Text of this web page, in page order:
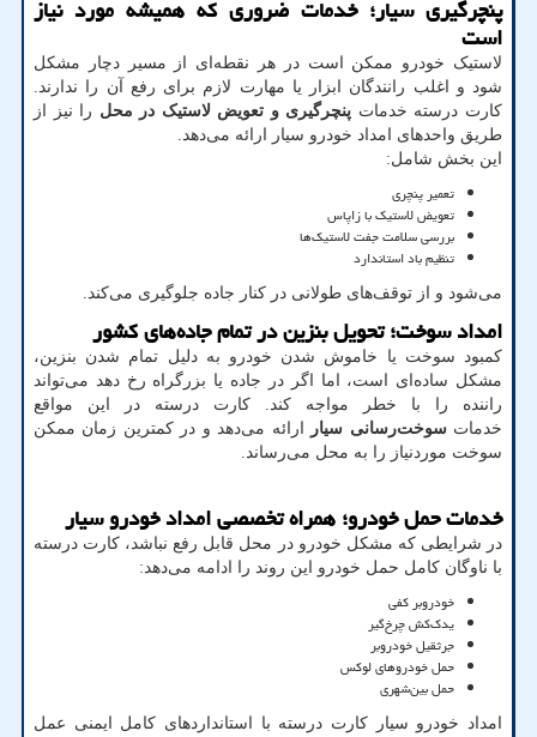
پنچرگیری سیار؛ خدمات ضروری که همیشه مورد نیاز
است
لاستیک خودرو ممکن است در هر نقطه‌ای از مسیر دچار مشکل
شود و اغلب رانندگان ابزار یا مهارت لازم برای رفع آن را ندارند.
کارت درسته خدمات پنچرگیری و تعویض لاستیک در محل را نیز از
طریق واحدهای امداد خودرو سیار ارائه می‌دهد.
این بخش شامل:
تعمیر پنچری
تعویض لاستیک با زاپاس
بررسی سلامت جفت لاستیک‌ها
تنظیم باد استاندارد
می‌شود و از توقف‌های طولانی در کنار جاده جلوگیری می‌کند.
امداد سوخت؛ تحویل بنزین در تمام جاده‌های کشور
کمبود سوخت یا خاموش شدن خودرو به دلیل تمام شدن بنزین،
مشکل ساده‌ای است، اما اگر در جاده یا بزرگراه رخ دهد می‌تواند
راننده را با خطر مواجه کند. کارت درسته در این مواقع
خدماتسوخت‌رسانی سیار
ارائه می‌دهد و در کمترین زمان ممکن
سوخت موردنیاز را به محل می‌رساند.
خدمات حمل خودرو؛ همراه تخصصی امداد خودرو سیار
در شرایطی که مشکل خودرو در محل قابل رفع نباشد، کارت درسته
با ناوگان کامل حمل خودرو این روند را ادامه می‌دهد:
خودروبر کفی
یدک‌کش چرخ‌گیر
جرثقیل خودروبر
حمل خودروهای لوکس
حمل بین‌شهری
امداد خودرو سیار کارت درسته با استانداردهای کامل ایمنی عمل